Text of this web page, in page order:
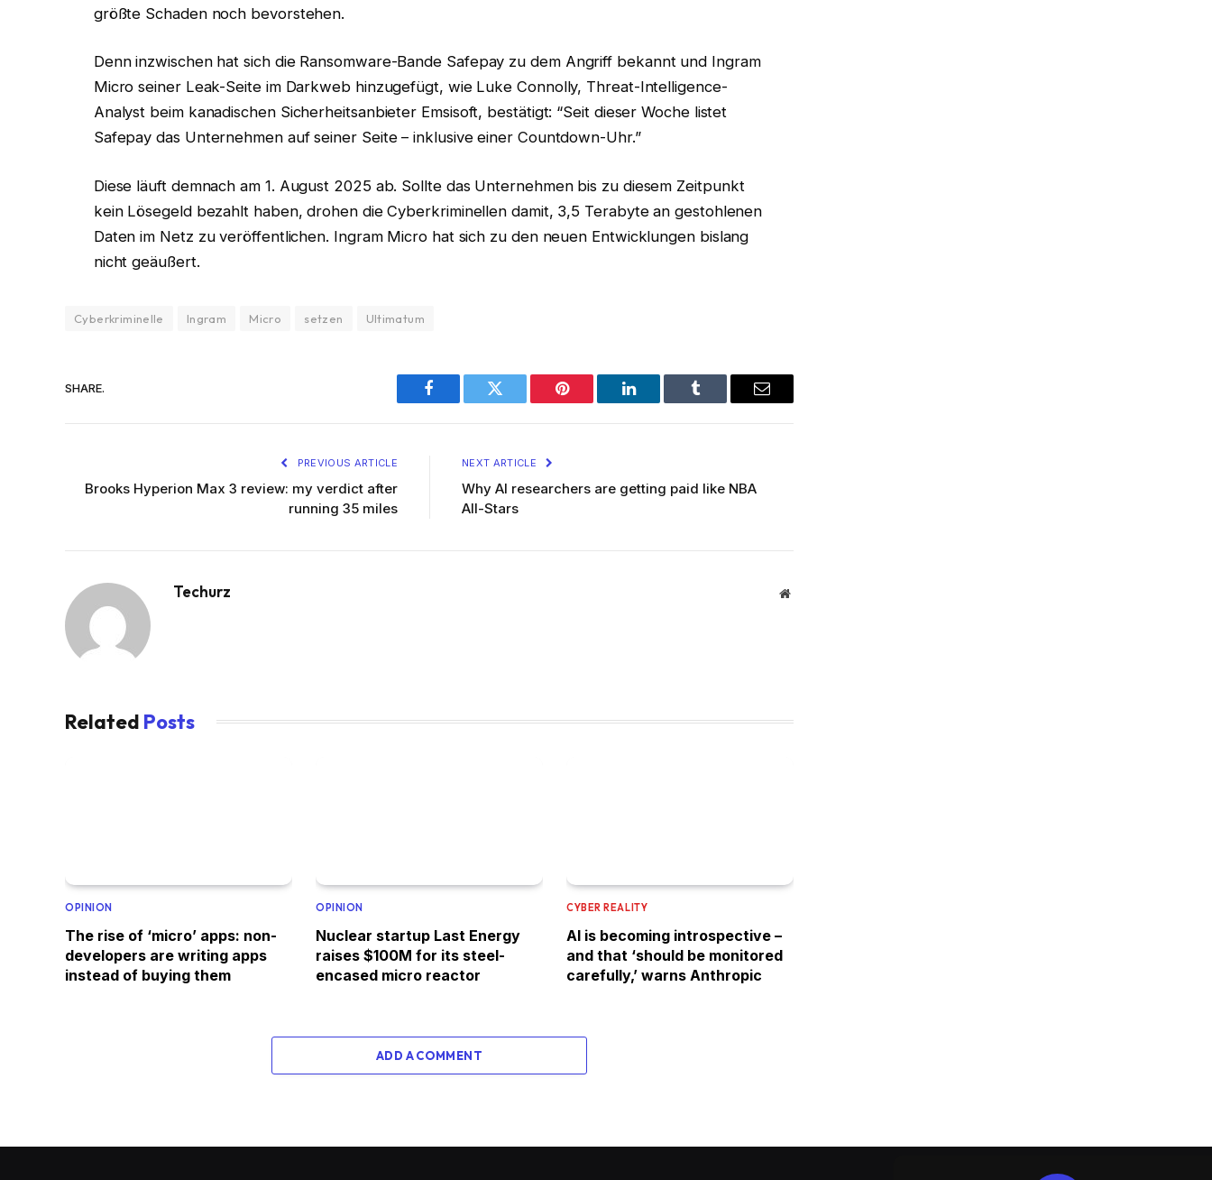
größte Schaden noch bevorstehen.
Denn inzwischen hat sich die Ransomware-Bande Safepay zu dem Angriff bekannt und Ingram
Micro seiner Leak-Seite im Darkweb hinzugefügt, wie Luke Connolly, Threat-Intelligence-
Analyst beim kanadischen Sicherheitsanbieter Emsisoft, bestätigt: “Seit dieser Woche listet
Safepay das Unternehmen auf seiner Seite – inklusive einer Countdown-Uhr.”
Diese läuft demnach am 1. August 2025 ab. Sollte das Unternehmen bis zu diesem Zeitpunkt
kein Lösegeld bezahlt haben, drohen die Cyberkriminellen damit, 3,5 Terabyte an gestohlenen
Daten im Netz zu veröffentlichen. Ingram Micro hat sich zu den neuen Entwicklungen bislang
nicht geäußert.
Cyberkriminelle Ingram Micro setzen Ultimatum
SHARE.
Facebook Twitter Pinterest LinkedIn Tumblr Email
PREVIOUS ARTICLE
Brooks Hyperion Max 3 review: my verdict after
running 35 miles
NEXT ARTICLE
Why AI researchers are getting paid like NBA
All-Stars
Techurz Website
Related Posts
OPINION
The rise of ‘micro’ apps: non-
developers are writing apps
instead of buying them
OPINION
Nuclear startup Last Energy
raises $100M for its steel-
encased micro reactor
CYBER REALITY
AI is becoming introspective –
and that ‘should be monitored
carefully,’ warns Anthropic
ADD A COMMENT